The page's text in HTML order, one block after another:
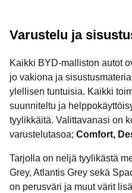
Varustelu ja
Kaikki BYD-malliston autot
jo vakiona ja
ylellisen tuntuisia. Kaikki
suunniteltu ja
tyylikkäitä. Valittavanasi on
varustelutasoa; Comfort,
Tarjolla on neljä tyylikästä
Grey, Atlantis Grey sekä
on perusväri ja muut värit